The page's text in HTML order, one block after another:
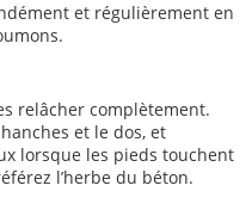
et régulièrement en
relâcher complètement.
et le dos, et
lorsque les pieds touchent
l’herbe du béton.